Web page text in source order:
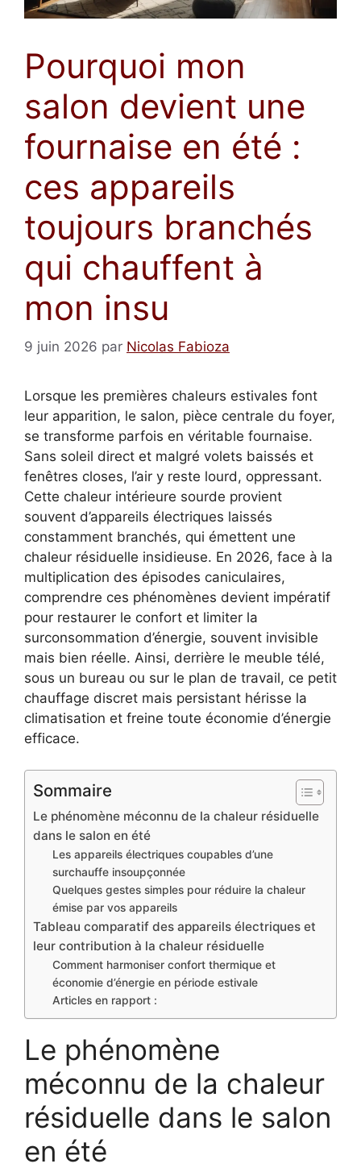
Pourquoi mon
salon devient une
fournaise en été :
ces appareils
toujours branchés
qui chauffent à
mon insu
9 juin 2026 par Nicolas Fabioza
Lorsque les premières chaleurs estivales font
leur apparition, le salon, pièce centrale du foyer,
se transforme parfois en véritable fournaise.
Sans soleil direct et malgré volets baissés et
fenêtres closes, l’air y reste lourd, oppressant.
Cette chaleur intérieure sourde provient
souvent d’appareils électriques laissés
constamment branchés, qui émettent une
chaleur résiduelle insidieuse. En 2026, face à la
multiplication des épisodes caniculaires,
comprendre ces phénomènes devient impératif
pour restaurer le confort et limiter la
surconsommation d’énergie, souvent invisible
mais bien réelle. Ainsi, derrière le meuble télé,
sous un bureau ou sur le plan de travail, ce petit
chauffage discret mais persistant hérisse la
climatisation et freine toute économie d’énergie
efficace.
Sommaire
Le phénomène méconnu de la chaleur résiduelle
dans le salon en été
Les appareils électriques coupables d’une
surchauffe insoupçonnée
Quelques gestes simples pour réduire la chaleur
émise par vos appareils
Tableau comparatif des appareils électriques et
leur contribution à la chaleur résiduelle
Comment harmoniser confort thermique et
économie d’énergie en période estivale
Articles en rapport :
Le phénomène
méconnu de la chaleur
résiduelle dans le salon
en été